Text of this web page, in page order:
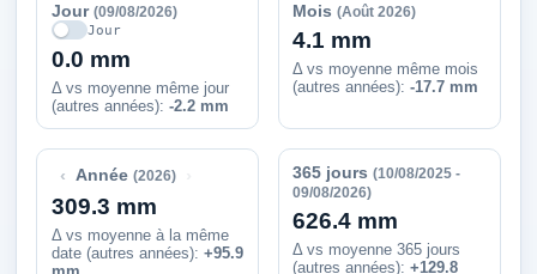
Jour (09/08/2026)
Jour
0.0 mm
Δ vs moyenne même jour
(autres années): -2.2 mm
Mois(Août 2026)
4.1 mm
Δ vs moyenne même mois
(autres années):-17.7 mm
‹ Année(2026)
309.3 mm
Δ vs moyenne à la même
date (autres années): +95.9
365 jours(10/08/2025 -
09/08/2026)
626.4 mm
Δ vs moyenne 365 jours
(autres années):+129.8